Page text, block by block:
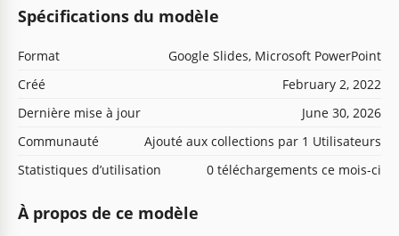
Spécifications du modèle
Format
Google Slides, Microsoft PowerPoint
Créé
February 2, 2022
Dernière mise à jour
June 30, 2026
Communauté
Ajouté aux collections par 1 Utilisateurs
Statistiques d’utilisation
0 téléchargements ce mois-ci
À propos de ce modèle